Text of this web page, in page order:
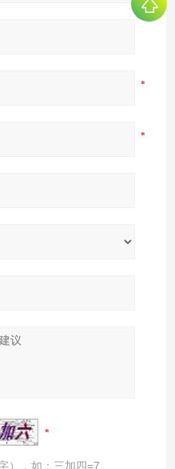
），如：三加四=7